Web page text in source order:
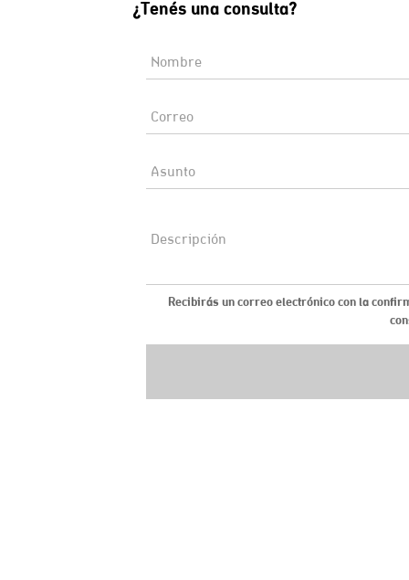
¿Tenés una consulta?
Recibirás un correo electrónico con la